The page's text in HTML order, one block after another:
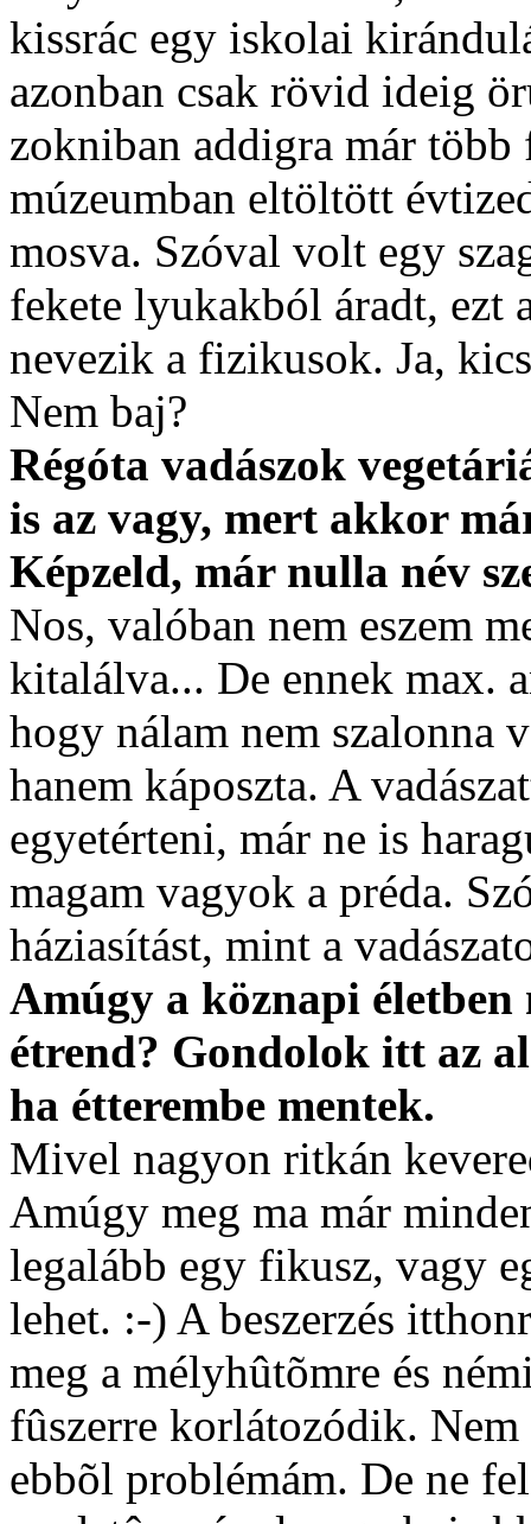
kissrác egy iskolai
azonban csak rövid ideig
zokniban addigra már
múzeumban eltöltött
mosva. Szóval volt egy
fekete lyukakból áradt, ezt
nevezik a fizikusok. Ja,
Nem baj?
Régóta vadászok
is az vagy, mert akkor
Képzeld, már nulla név
Nos, valóban nem eszem
kitalálva... De ennek max.
hogy nálam nem szalonna
hanem káposzta. A
egyetérteni, már ne is
magam vagyok a préda.
háziasítást, mint a
Amúgy a köznapi életben
étrend? Gondolok itt az
ha étterembe mentek.
Mivel nagyon ritkán
Amúgy meg ma már
legalább egy fikusz, vagy
lehet. :-) A beszerzés
meg a mélyhûtõmre és
fûszerre korlátozódik.
ebbõl problémám. De ne